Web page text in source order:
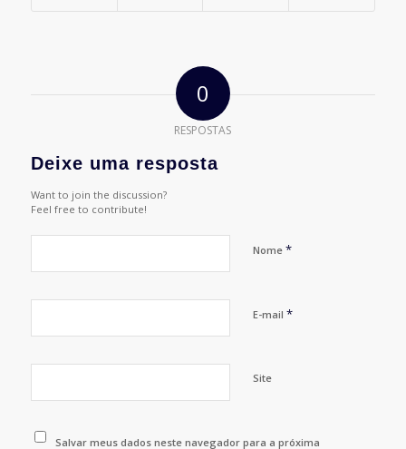
0
RESPOSTAS
Deixe uma resposta
Want to join the discussion?
Feel free to contribute!
Nome *
E-mail *
Site
Salvar meus dados neste navegador para a próxima